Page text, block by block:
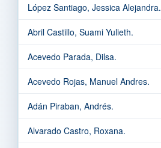
López Santiago, Jessica Alejandra.
Abril Castillo, Suami Yulieth.
Acevedo Parada, Dilsa.
Acevedo Rojas, Manuel Andres.
Adán Piraban, Andrés.
Alvarado Castro, Roxana.